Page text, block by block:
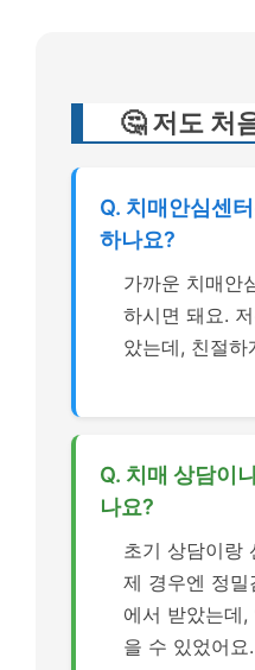
🤔 저도 처
Q. 치매안심센
하나요?
가까운 치매안
하시면 돼요.
았는데, 친절하
Q. 치매 상담이
나요?
초기 상담이랑
제 경우엔 정밀
에서 받았는데
을 수 있었어요.